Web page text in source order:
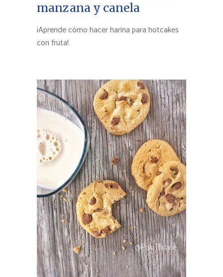
manzana y canela
¡Aprende cómo hacer harina para hotcakes
con fruta!